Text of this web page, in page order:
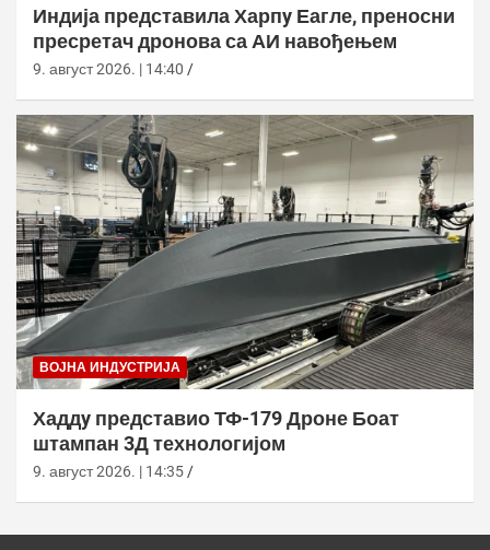
Индија представила Харпy Еагле, преносни
пресретач дронова са АИ навођењем
9. август 2026. | 14:40
ВОЈНА ИНДУСТРИЈА
Хаддy представио ТФ-179 Дроне Боат
штампан 3Д технологијом
9. август 2026. | 14:35